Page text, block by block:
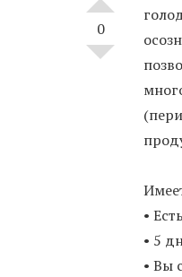
0
•
• 5
• Вы